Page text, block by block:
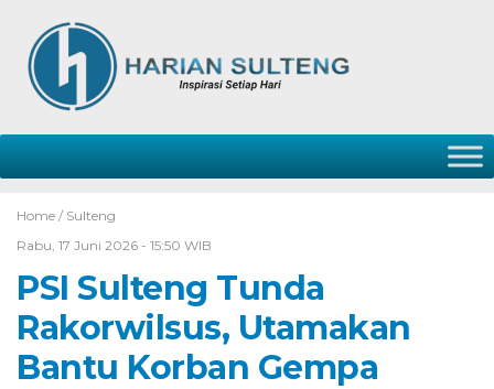
Home / Sulteng
Rabu, 17 Juni 2026 - 15:50 WIB
PSI Sulteng Tunda
Rakorwilsus, Utamakan
Bantu Korban Gempa